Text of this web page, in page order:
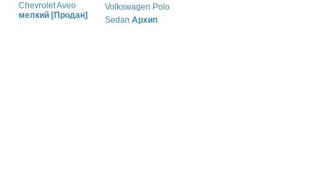
Chevrolet Aveo
мелкий [Продан]
Volkswagen Polo
Sedan Архип